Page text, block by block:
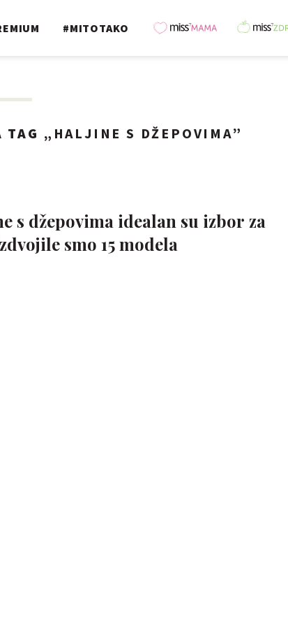
#MITOTAKO
TAG „ HALJINE S DŽEPOVIMA”
s džepovima idealan su izbor za
smo 15 modela